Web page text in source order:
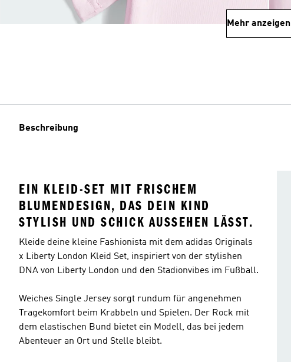
Mehr anzeigen
Beschreibung
EIN KLEID-SET MIT FRISCHEM
BLUMENDESIGN, DAS DEIN KIND
STYLISH UND SCHICK AUSSEHEN LÄSST.
Kleide deine kleine Fashionista mit dem adidas Originals
x Liberty London Kleid Set, inspiriert von der stylishen
DNA von Liberty London und den Stadionvibes im Fußball.
Weiches Single Jersey sorgt rundum für angenehmen
Tragekomfort beim Krabbeln und Spielen. Der Rock mit
dem elastischen Bund bietet ein Modell, das bei jedem
Abenteuer an Ort und Stelle bleibt.